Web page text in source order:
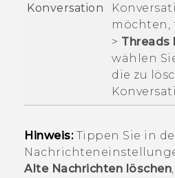
Konversation
möchten,
> Threads
wählen
die zu
Hinweis:Tippen Sie in
Alte Nachrichten löschen